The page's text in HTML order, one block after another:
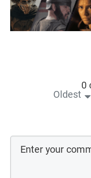
0
Oldest